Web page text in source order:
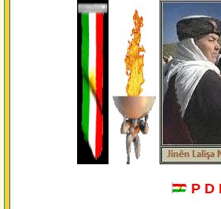
P D